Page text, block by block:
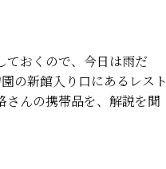
おくので、今日は雨だ
の新館入り口にあるレスト
さんの携帯品を、解説を聞